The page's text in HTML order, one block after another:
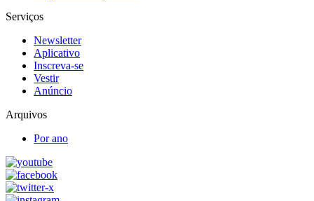
Serviços
Newsletter
Aplicativo
Inscreva-se
Vestir
Anúncio
Arquivos
Por ano